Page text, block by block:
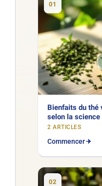
01
Bienfaits du thé
selon la science
2 ARTICLES
Commencer
02